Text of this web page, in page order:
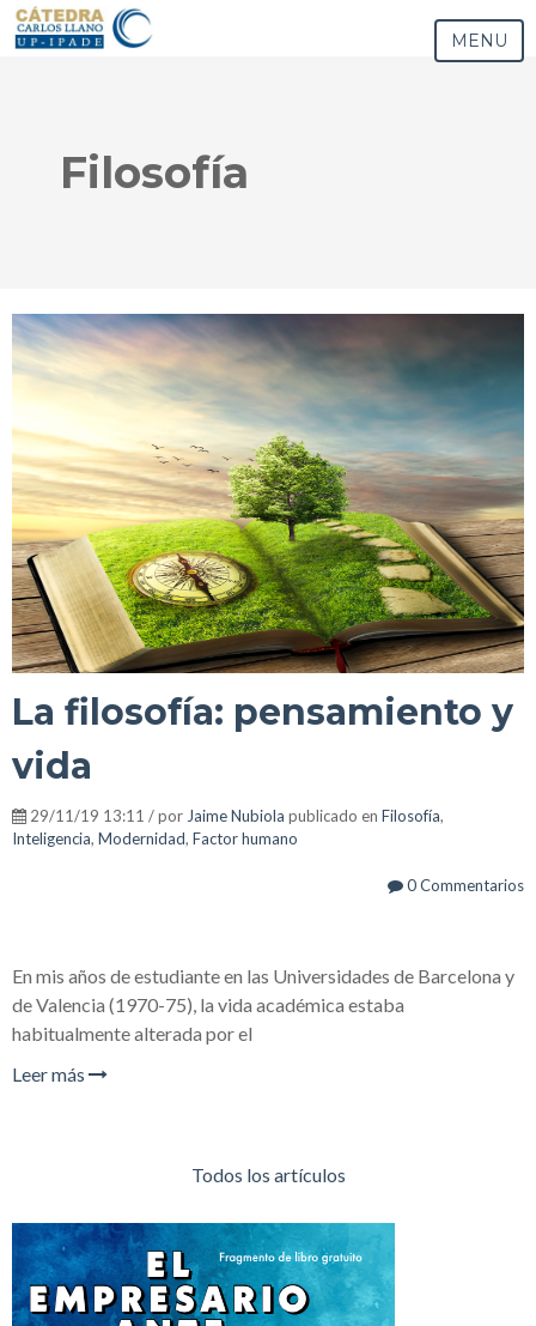
MENU
Filosofía
La filosofía: pensamiento y
vida
29/11/19 13:11 / por Jaime Nubiola publicado en Filosofía,
Inteligencia, Modernidad, Factor humano
0 Commentarios
En mis años de estudiante en las Universidades de Barcelona y
de Valencia (1970-75), la vida académica estaba
habitualmente alterada por el
Leer más
Todos los artículos